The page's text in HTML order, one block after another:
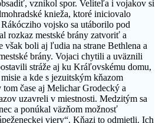
vznikol spor. Veliteľa i vojakov si
knieža, ktoré iniciovalo
vojsko sa utáborilo pod
rozkaz mestské brány zatvoriť a
boli aj ľudia na strane Bethlena a
brány. Vojaci chytili a uväznili
stráže aj ku Kráľovskému domu,
a kde s jezuitským kňazom
čase aj Melichar Grodecký a
uzavreli v miestnosti. Medzitým sa
a ponúkal väzňom možnosť
viery“. Kňazi to odmietli. Ich